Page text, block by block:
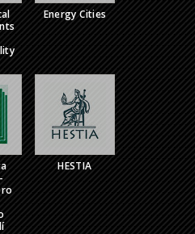
Energy Cities
HESTIA